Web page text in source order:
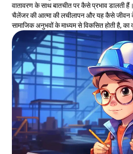
वातावरण के साथ बातचीत पर कैसे प्रभाव डालती
चैलेंजर की आत्मा की लचीलापन और यह कैसे जीवन
सामाजिक अनुभवों के माध्यम से विकसित होती है, का